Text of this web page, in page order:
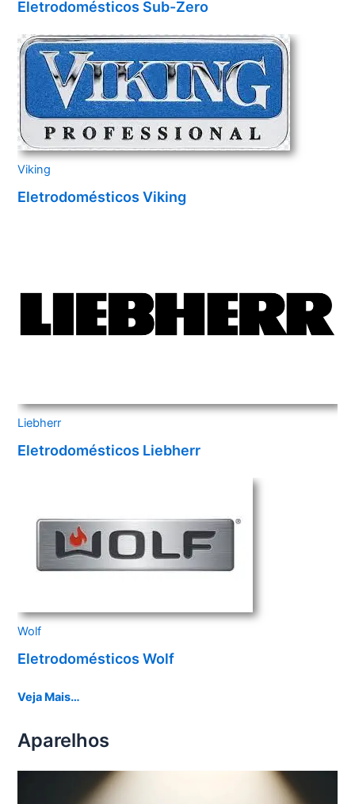
Eletrodomésticos Sub-Zero
Viking
Eletrodomésticos Viking
Liebherr
Eletrodomésticos Liebherr
Wolf
Eletrodomésticos Wolf
Veja Mais…
Aparelhos